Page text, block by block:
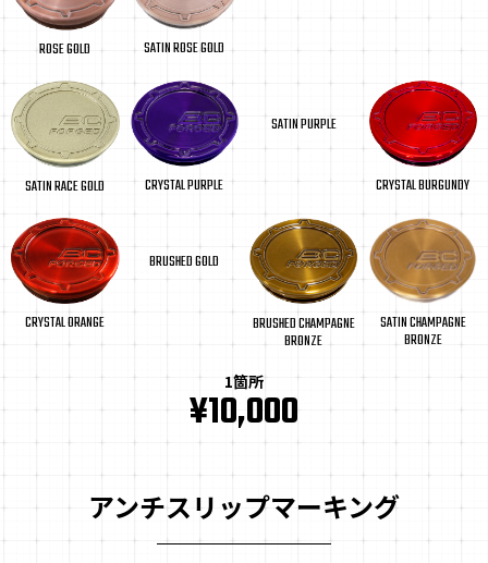
ROSE GOLD SATIN ROSE GOLD
SATIN RACE GOLD CRYSTAL PURPLE
SATIN PURPLE
CRYSTAL BURGUNDY
CRYSTAL ORANGE
BRUSHED GOLD
BRUSHED CHAMPAGNE
BRONZE
SATIN CHAMPAGNE
BRONZE
1箇所
¥10,000
アンチスリップマーキング